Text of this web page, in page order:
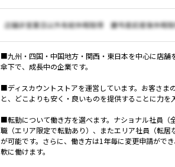
■九州・四国・中国地方・関西・東日本を中心に店舗
傘下で、成長中の企業です。
■ディスカウントストアを運営しています。お客さま
と、どこよりも安く・良いものを提供することに力を
■転勤について働き方を選べます。ナショナル社員（
職（エリア限定で転勤あり）、またエリア社員（転居
が可能です。さらに、働き方は1年毎に変更申請がで
軟に働けます。